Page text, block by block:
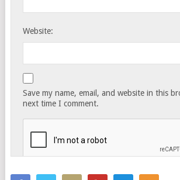
Website:
Save my name, email, and website in this
next time I comment.